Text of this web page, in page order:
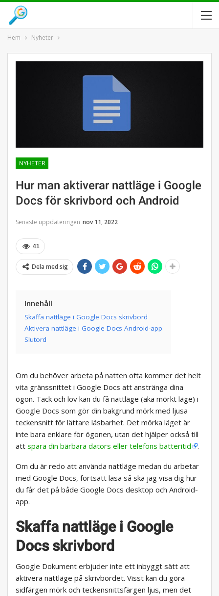
Hem Nyheter
NYHETER
Hur man aktiverar nattläge i Google
Docs för skrivbord och Android
Senaste uppdateringen nov 11, 2022
41
Dela med sig
Innehåll
Skaffa nattläge i Google Docs skrivbord
Aktivera nattläge i Google Docs Android-app
Slutord
Om du behöver arbeta på natten ofta kommer det helt
vita gränssnittet i Google Docs att anstränga dina
ögon. Tack och lov kan du få nattläge (aka mörkt läge) i
Google Docs som gör din bakgrund mörk med ljusa
teckensnitt för lättare läsbarhet. Det mörka läget är
inte bara enklare för ögonen, utan det hjälper också till
att spara din bärbara dators eller telefons batteritid .
Om du är redo att använda nattläge medan du arbetar
med Google Docs, fortsätt läsa så ska jag visa dig hur
du får det på både Google Docs desktop och Android-
app.
Skaffa nattläge i Google
Docs skrivbord
Google Dokument erbjuder inte ett inbyggt sätt att
aktivera nattläge på skrivbordet. Visst kan du göra
sidfärgen mörk och teckensnittsfärgen ljus, men det